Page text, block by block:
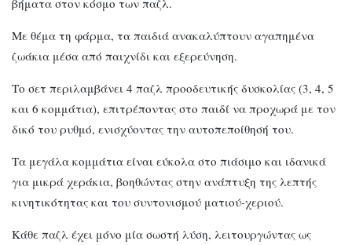
Με θέμα τη φάρμα, τα παιδιά ανακαλύπτουν αγαπημένα
ζωάκια μέσα από παιχνίδι και εξερεύνηση.
Το σετ περιλαμβάνει 4 παζλ προοδευτικής δυσκολίας (3, 4, 5
και 6 κομμάτια), επιτρέποντας στο παιδί να προχωρά με τον
δικό του ρυθμό, ενισχύοντας την αυτοπεποίθησή του.
Τα μεγάλα κομμάτια είναι εύκολα στο πιάσιμο και ιδανικά
για μικρά χεράκια, βοηθώντας στην ανάπτυξη της λεπτής
κινητικότητας και του συντονισμού ματιού-χεριού.
Κάθε παζλ έχει μόνο μία σωστή λύση, λειτουργώντας ως